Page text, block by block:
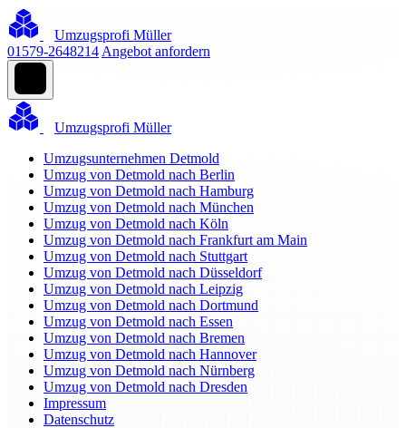
Umzugsprofi Müller
01579-2648214 Angebot anfordern
Umzugsprofi Müller
Umzugsunternehmen Detmold
Umzug von Detmold nach Berlin
Umzug von Detmold nach Hamburg
Umzug von Detmold nach München
Umzug von Detmold nach Köln
Umzug von Detmold nach Frankfurt am Main
Umzug von Detmold nach Stuttgart
Umzug von Detmold nach Düsseldorf
Umzug von Detmold nach Leipzig
Umzug von Detmold nach Dortmund
Umzug von Detmold nach Essen
Umzug von Detmold nach Bremen
Umzug von Detmold nach Hannover
Umzug von Detmold nach Nürnberg
Umzug von Detmold nach Dresden
Impressum
Datenschutz